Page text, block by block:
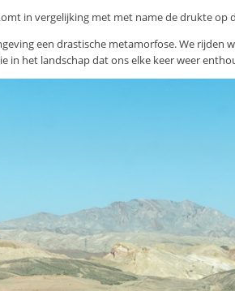
in vergelijking met met name de drukte op
een drastische metamorfose. We
in het landschap dat ons elke keer weer